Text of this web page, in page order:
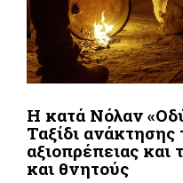
Η κατά Νόλαν
Ταξίδι
αξιοπρέπειας και
και θνητούς